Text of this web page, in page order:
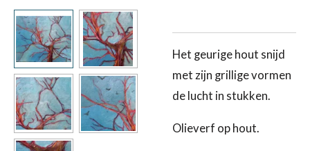
Het geurige hout snijd
met zijn grillige vormen
de lucht in stukken.
Olieverf op hout.